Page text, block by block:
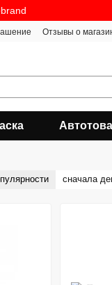
Отзывы о
сначала